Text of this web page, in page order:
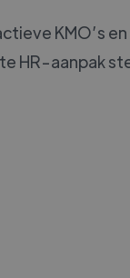
KMO’s
HR-aanpak